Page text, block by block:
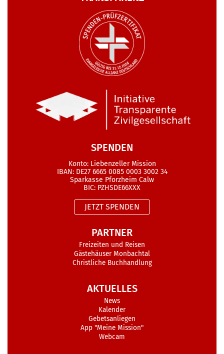
SPENDEN
Konto: Liebenzeller Mission
IBAN: DE27 6665 0085 0003 3002 34
Sparkasse Pforzheim Calw
BIC: PZHSDE66XXX
JETZT SPENDEN
PARTNER
Freizeiten und Reisen
Gästehäuser Monbachtal
Christliche Buchhandlung
AKTUELLES
News
Kalender
Gebetsanliegen
App "Meine Mission"
Webcam